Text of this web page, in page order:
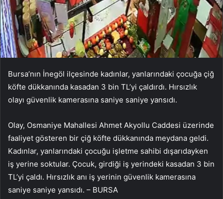
Bursa’nın İnegöl ilçesinde kadınlar, yanlarındaki çocuğa çiğ
köfte dükkanında kasadan 3 bin TL’yi çaldırdı. Hırsızlık
olayı güvenlik kamerasına saniye saniye yansıdı.
Olay, Osmaniye Mahallesi Ahmet Akyollu Caddesi üzerinde
faaliyet gösteren bir çiğ köfte dükkanında meydana geldi.
Kadınlar, yanlarındaki çocuğu işletme sahibi dışarıdayken
iş yerine soktular. Çocuk, girdiği iş yerindeki kasadan 3 bin
TL’yi çaldı. Hırsızlık anı iş yerinin güvenlik kamerasına
saniye saniye yansıdı. – BURSA